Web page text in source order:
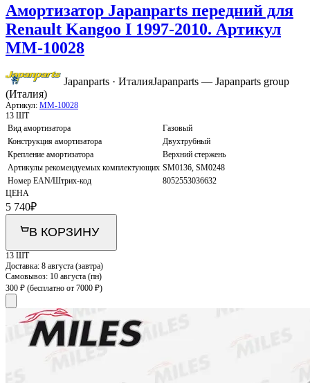
Амортизатор Japanparts передний для
Renault Kangoo I 1997-2010. Артикул
MM-10028
Japanparts · ИталияJapanparts — Japanparts group
(Италия)
Артикул: MM-10028
13 ШТ
Вид амортизатора
Газовый
Конструкция амортизатора
Двухтрубный
Крепление амортизатора
Верхний стержень
Артикулы рекомендуемых комплектующих SM0136, SM0248
Номер EAN/Штрих-код
8052553036632
ЦЕНА
5 740₽
В КОРЗИНУ
13 ШТ
Доставка: 8 августа (завтра)
Самовывоз: 10 августа (пн)
300 ₽ (бесплатно от 7000 ₽)